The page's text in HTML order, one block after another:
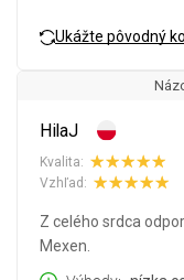
Ukážte pôvodný
HilaJ
Kvalita:
Vzhľad:
Z celého srdca
Mexen.